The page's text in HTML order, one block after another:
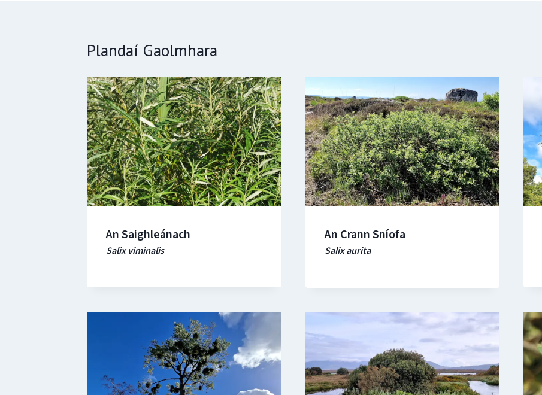
Plandaí Gaolmhara
An Saighleánach
Salix viminalis
An Crann Sníofa
Salix aurita